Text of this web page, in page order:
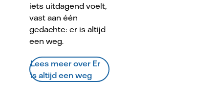
iets uitdagend voelt,
vast aan één
gedachte: er is altijd
een weg.
Lees meer over Er
is altijd een weg